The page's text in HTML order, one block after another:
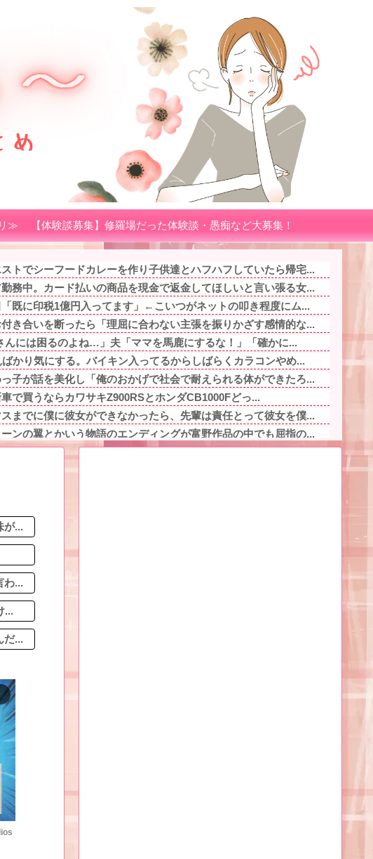
≫ 【体験談募集】修羅場だった体験談・愚痴など大募集！
トでシーフードカレーを作り子供達とハフハフしていたら帰宅...
勤務中。カード払いの商品を現金で返金してほしいと言い張る女...
「既に印税1億円入ってます」←こいつがネットの叩き程度にム...
き合いを断ったら「理屈に合わない主張を振りかざす感情的な...
んには困るのよね…」夫「ママを馬鹿にするな！」「確かに...
かり気にする。バイキン入ってるからしばらくカラコンやめ...
子が話を美化し「俺のおかげで社会で耐えられる体ができたろ...
で買うならカワサキZ900RSとホンダCB1000Fどっ...
までに僕に彼女ができなかったら、先輩は責任とって彼女を僕...
ーンの翼とかいう物語のエンディングが富野作品の中でも屈指の...
QoL上げろ」「PCAD回せ」「常識を疑え」なんやが他
が...
わ...
...
だ...